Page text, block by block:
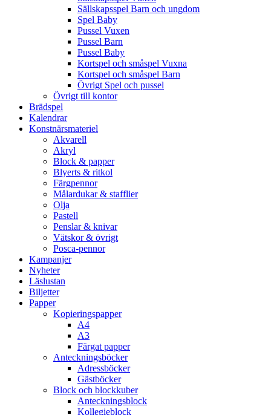
Sällskapsspel Barn och ungdom
Spel Baby
Pussel Vuxen
Pussel Barn
Pussel Baby
Kortspel och småspel Vuxna
Kortspel och småspel Barn
Övrigt Spel och pussel
Övrigt till kontor
Brädspel
Kalendrar
Konstnärsmateriel
Akvarell
Akryl
Block & papper
Blyerts & ritkol
Färgpennor
Målardukar & stafflier
Olja
Pastell
Penslar & knivar
Vätskor & övrigt
Posca-pennor
Kampanjer
Nyheter
Läslustan
Biljetter
Papper
Kopieringspapper
A4
A3
Färgat papper
Anteckningsböcker
Adressböcker
Gästböcker
Block och blockkuber
Anteckningsblock
Kollegieblock